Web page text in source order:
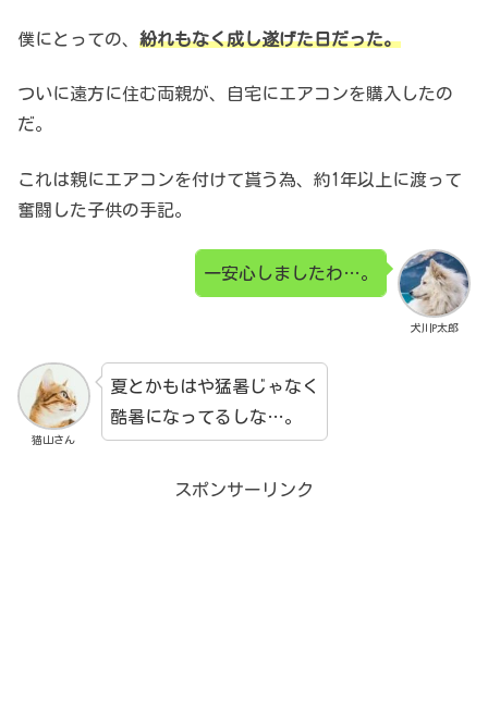
僕にとっての、 紛れもなく成し遂げた日だった。
ついに遠方に住む両親が、
自宅にエアコンを購入したの
だ。
これは親にエアコンを付けて貰う為、 約1年以上に渡って
奮闘した子供の手記。
犬川P太郎
一安心しましたわ…。
猫山さん
夏とかもはや猛暑じゃなく
酷暑になってるしな…。
スポンサーリンク